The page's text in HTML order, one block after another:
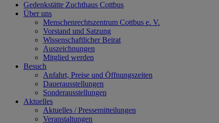
Gedenkstätte Zuchthaus Cottbus
Über uns
Menschenrechtszentrum Cottbus e. V.
Vorstand und Satzung
Wissenschaftlicher Beirat
Auszeichnungen
Mitglied werden
Besuch
Anfahrt, Preise und Öffnungszeiten
Dauerausstellungen
Sonderausstellungen
Aktuelles
Aktuelles / Pressemitteilungen
Veranstaltungen